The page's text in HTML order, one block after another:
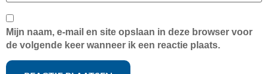
Mijn naam, e-mail en site opslaan in deze browser voor
de volgende keer wanneer ik een reactie plaats.